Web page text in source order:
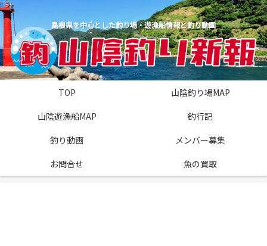
島根県を中心とした釣り場・遊漁船情報と釣り動画
TOP
山陰釣り場MAP
山陰遊漁船MAP
釣行記
釣り動画
メンバー募集
お問合せ
魚の買取